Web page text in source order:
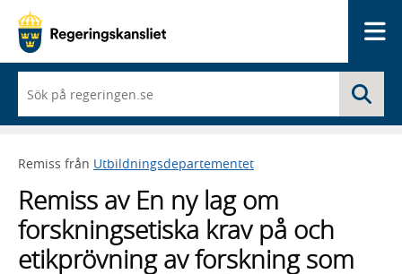
du
börjar
skriva
framträder
lista
med
sökförslag
Remiss från Utbildningsdepartementet
Remiss av En ny lag om
forskningsetiska krav på och
etikprövning av forskning som